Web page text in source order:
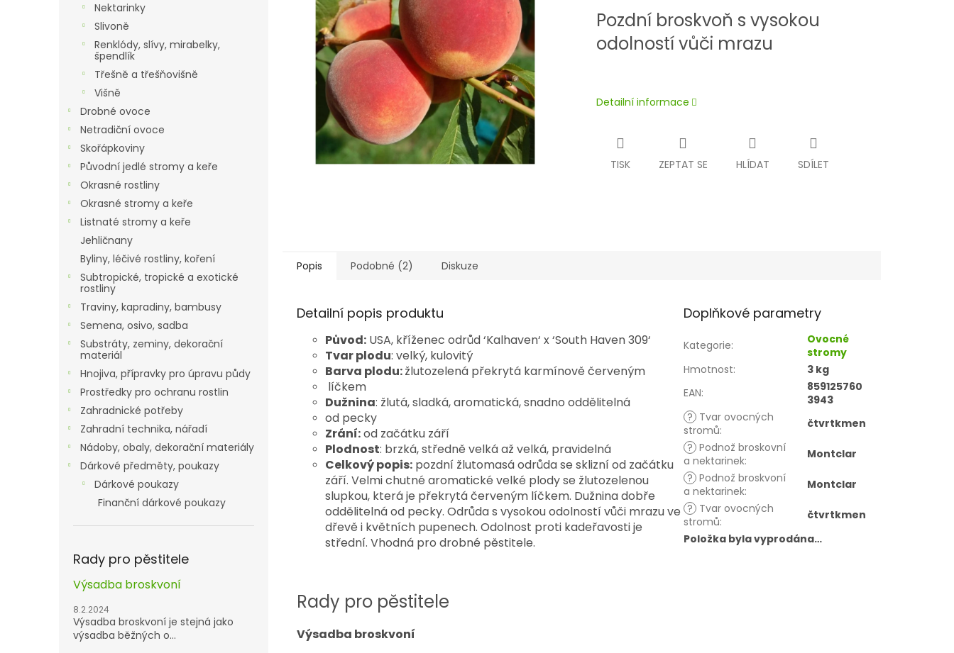
Nektarinky
Slivoně
Renklódy, slívy, mirabelky,
špendlík
Třešně a třešňovišně
Višně
Drobné ovoce
Netradiční ovoce
Skořápkoviny
Původní jedlé stromy a keře
Okrasné rostliny
Okrasné stromy a keře
Listnaté stromy a keře
Jehličnany
Byliny, léčivé rostliny, koření
Subtropické, tropické a exotické
rostliny
Traviny, kapradiny, bambusy
Semena, osivo, sadba
Substráty, zeminy, dekorační
materiál
Hnojiva, přípravky pro úpravu půdy
Prostředky pro ochranu rostlin
Zahradnické potřeby
Zahradní technika, nářadí
Nádoby, obaly, dekorační materiály
Dárkové předměty, poukazy
Dárkové poukazy
Finanční dárkové poukazy
Rady pro pěstitele
Výsadba broskvoní
8.2.2024
Výsadba broskvoní je stejná jako
výsadba běžných o...
Pozdní broskvoň s vysokou
odolností vůči mrazu
Detailní informace
TISK ZEPTAT SE HLÍDAT SDÍLET
Popis Podobné (2) Diskuze
Detailní popis produktu
Původ: USA, kříženec odrůd ‘Kalhaven‘ x ‘South Haven 309‘
Tvar plodu: velký, kulovitý
Barva plodu:žlutozelená překrytá karmínově červeným
líčkem
Dužnina: žlutá, sladká, aromatická, snadno oddělitelná
od pecky
Zrání:od začátku září
Plodnost: brzká, středně velká až velká, pravidelná
Celkový popis: pozdní žlutomasá odrůda se sklizní od začátku
září. Velmi chutné aromatické velké plody se žlutozelenou
slupkou, která je překrytá červeným líčkem. Dužnina dobře
oddělitelná od pecky. Odrůda s vysokou odolností vůči mrazu ve
dřevě i květních pupenech. Odolnost proti kadeřavosti je
střední. Vhodná pro drobné pěstitele.
Rady pro pěstitele
Výsadba broskvoní
Doplňkové parametry
Kategorie:
Ovocné
stromy
Hmotnost:
3 kg
EAN:
859125760
3943
? Tvar ovocných
stromů:
čtvrtkmen
? Podnož broskovní
a nektarinek:
Montclar
? Podnož broskvoní
a nektarinek:
Montclar
? Tvar ovocných
stromů:
čtvrtkmen
Položka byla vyprodána…